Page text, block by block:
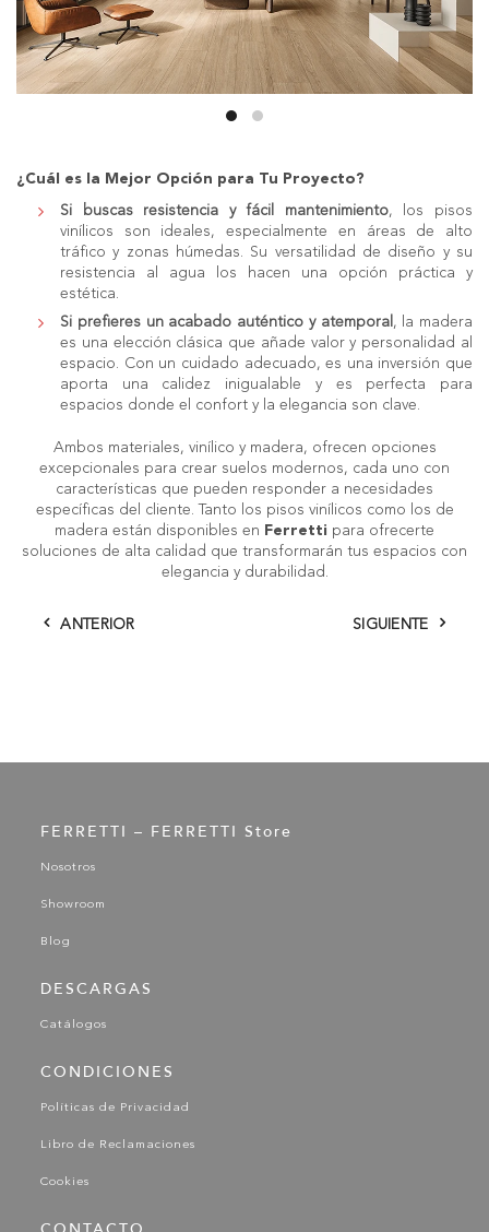
¿Cuál es la Mejor Opción para Tu Proyecto?
Si buscas resistencia y fácil mantenimiento, los pisos
vinílicos son ideales, especialmente en áreas de alto
tráfico y zonas húmedas. Su versatilidad de diseño y su
resistencia al agua los hacen una opción práctica y
estética.
Si prefieres un acabado auténtico y atemporal , la madera
es una elección clásica que añade valor y personalidad al
espacio. Con un cuidado adecuado, es una inversión que
aporta una calidez inigualable y es perfecta para
espacios donde el confort y la elegancia son clave.
Ambos materiales, vinílico y madera, ofrecen opciones
excepcionales para crear suelos modernos, cada uno con
características que pueden responder a necesidades
específicas del cliente. Tanto los pisos vinílicos como los de
madera están disponibles en Ferretti para ofrecerte
soluciones de alta calidad que transformarán tus espacios con
elegancia y durabilidad.
ANTERIOR SIGUIENTE
FERRETTI – FERRETTI Store
Nosotros
Showroom
Blog
DESCARGAS
Catálogos
CONDICIONES
Políticas de Privacidad
Libro de Reclamaciones
Cookies